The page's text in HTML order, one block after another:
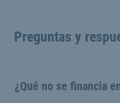
Preguntas y
¿Qué no se financia